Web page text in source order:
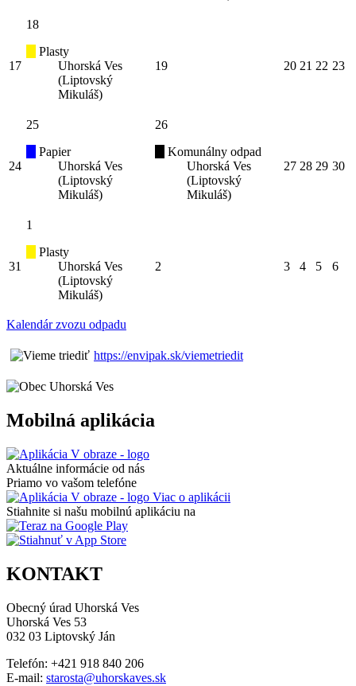
17
18
Plasty
Uhorská Ves
(Liptovský
Mikuláš)
19 20 21 22 23
24
25
Papier
Uhorská Ves
(Liptovský
Mikuláš)
26
Komunálny odpad
Uhorská Ves
(Liptovský
Mikuláš)
27 28 29 30
31
1
Plasty
Uhorská Ves
(Liptovský
Mikuláš)
2 3 4 5 6
Kalendár zvozu odpadu
https://envipak.sk/viemetriedit
Mobilná aplikácia
Aktuálne informácie od nás
Priamo vo vašom telefóne
Viac o aplikácii
Stiahnite si našu mobilnú aplikáciu na
KONTAKT
Obecný úrad Uhorská Ves
Uhorská Ves 53
032 03 Liptovský Ján
Telefón: +421 918 840 206
E-mail: starosta@uhorskaves.sk